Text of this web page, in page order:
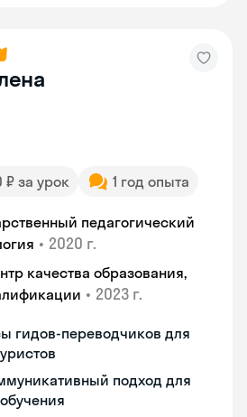
₽ за урок 1 год опыта
педагогический
• 2020 г.
качества образования,
• 2023 г.
гидов-переводчиков для
подход для